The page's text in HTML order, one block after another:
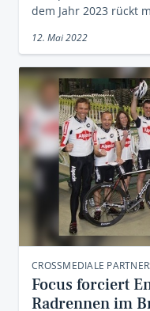
dem Jahr 2023 rückt
12. Mai 2022
CROSSMEDIALE
Focus forciert
Radrennen im